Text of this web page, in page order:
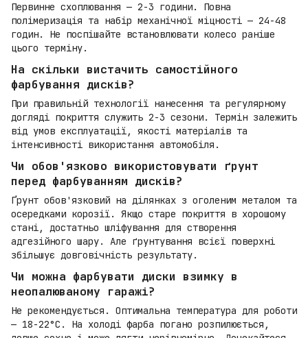
Первинне схоплювання — 2-3 години. Повна
полімеризація та набір механічної міцності — 24-48
годин. Не поспішайте встановлювати колесо раніше
цього терміну.
На скільки вистачить самостійного
фарбування дисків?
При правильній технології нанесення та регулярному
догляді покриття служить 2-3 сезони. Термін залежить
від умов експлуатації, якості матеріалів та
інтенсивності використання автомобіля.
Чи обов'язково використовувати ґрунт
перед фарбуванням дисків?
Ґрунт обов'язковий на ділянках з оголеним металом та
осередками корозії. Якщо старе покриття в хорошому
стані, достатньо шліфування для створення
адгезійного шару. Але ґрунтування всієї поверхні
збільшує довговічність результату.
Чи можна фарбувати диски взимку в
неопалюваному гаражі?
Не рекомендується. Оптимальна температура для роботи
— 18-22°C. На холоді фарба погано розпилюється,